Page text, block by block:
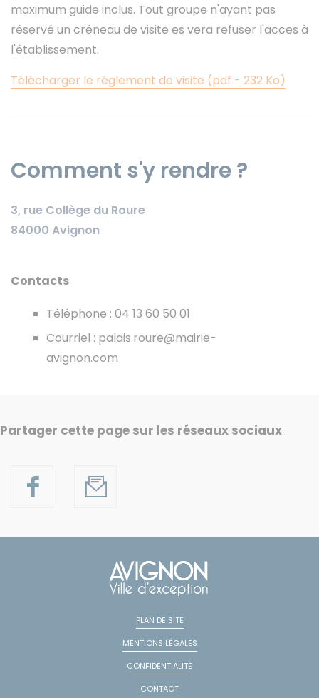
maximum guide inclus. Tout groupe n'ayant pas
réservé un créneau de visite es vera refuser l'acces à
l'établissement.
Télécharger le réglement de visite (pdf - 232 Ko)
Comment s'y rendre ?
3, rue Collège du Roure
84000 Avignon
Contacts
Téléphone : 04 13 60 50 01
Courriel : palais.roure@mairie-
avignon.com
Partager cette page sur les réseaux sociaux
PLAN DE SITE
MENTIONS LÉGALES
CONFIDENTIALITÉ
CONTACT